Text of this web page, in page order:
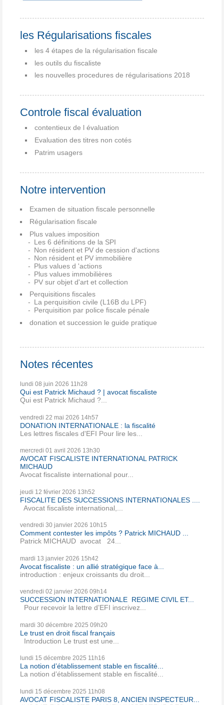
les Régularisations fiscales
les 4 étapes de la régularisation fiscale
les outils du fiscaliste
les nouvelles procedures de régularisations 2018
Controle fiscal évaluation
contentieux de l évaluation
Evaluation des titres non cotés
Patrim usagers
Notre intervention
Examen de situation fiscale personnelle
Régularisation fiscale
Plus values imposition
Les 6 définitions de la SPI
Non résident et PV de cession d'actions
Non résident et PV immobilière
Plus values d 'actions
Plus values immobilières
PV sur objet d'art et collection
Perquisitions fiscales
La perquisition civile (L16B du LPF)
Perquisition par police fiscale pénale
donation et succession le guide pratique
Notes récentes
lundi 08 juin 2026 11h28
Qui est Patrick Michaud ? | avocat fiscaliste
Qui est Patrick Michaud ?...
vendredi 22 mai 2026 14h57
DONATION INTERNATIONALE : la fiscalité
Les lettres fiscales d'EFI Pour lire les...
mercredi 01 avril 2026 13h30
AVOCAT FISCALISTE INTERNATIONAL PATRICK
MICHAUD
Avocat fiscaliste international pour...
jeudi 12 février 2026 13h52
FISCALITE DES SUCCESSIONS INTERNATIONALES ....
Avocat fiscaliste international,...
vendredi 30 janvier 2026 10h15
Comment contester les impôts ? Patrick MICHAUD ...
Patrick MICHAUD avocat 24...
mardi 13 janvier 2026 15h42
Avocat fiscaliste : un allié stratégique face à...
introduction : enjeux croissants du droit...
vendredi 02 janvier 2026 09h14
SUCCESSION INTERNATIONALE REGIME CIVIL ET...
Pour recevoir la lettre d’EFI inscrivez...
mardi 30 décembre 2025 09h20
Le trust en droit fiscal français
Introduction Le trust est une...
lundi 15 décembre 2025 11h16
La notion d’établissement stable en fiscalité...
La notion d’établissement stable en fiscalité...
lundi 15 décembre 2025 11h08
AVOCAT FISCALISTE PARIS 8, ANCIEN INSPECTEUR...